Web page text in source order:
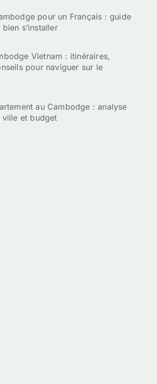
pour un Français : guide
s’installer
Vietnam : itinéraires,
pour naviguer sur le
au Cambodge : analyse
et budget